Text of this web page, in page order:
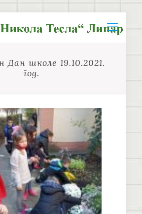
Дан школе 19.10.2021.
год.